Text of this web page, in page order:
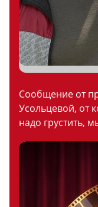
Сообщение от
Усольцевой, от
надо грустить,